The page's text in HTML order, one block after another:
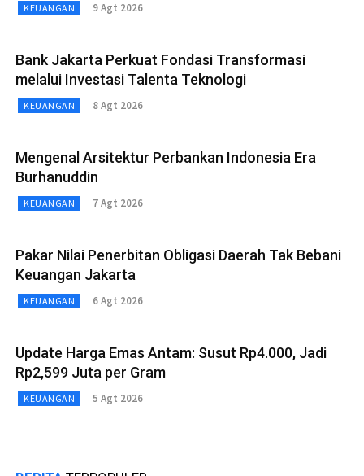
KEUANGAN 9 Agt 2026
Bank Jakarta Perkuat Fondasi Transformasi
melalui Investasi Talenta Teknologi
KEUANGAN 8 Agt 2026
Mengenal Arsitektur Perbankan Indonesia Era
Burhanuddin
KEUANGAN 7 Agt 2026
Pakar Nilai Penerbitan Obligasi Daerah Tak Bebani
Keuangan Jakarta
KEUANGAN 6 Agt 2026
Update Harga Emas Antam: Susut Rp4.000, Jadi
Rp2,599 Juta per Gram
KEUANGAN 5 Agt 2026